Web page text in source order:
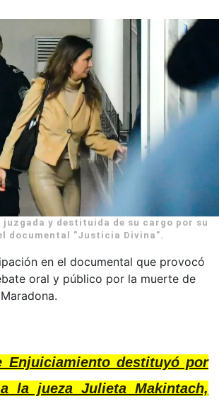
y destituida de su cargo por su
documental "Justicia Divina".
en el documental que provocó
oral y público por la muerte de
Enjuiciamiento destituyó por
la jueza Julieta Makintach,